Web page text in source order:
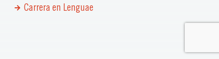
Carrera en Lenguae